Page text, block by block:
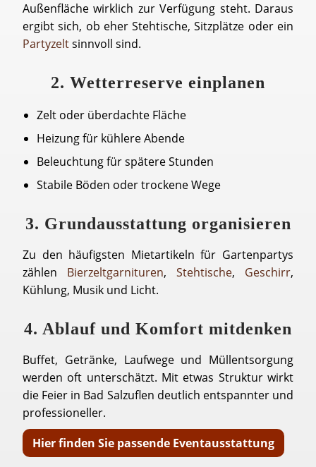
Außenfläche wirklich zur Verfügung steht. Daraus
ergibt sich, ob eher Stehtische, Sitzplätze oder ein
Partyzeltsinnvoll sind.
2. Wetterreserve einplanen
Zelt oder überdachte Fläche
Heizung für kühlere Abende
Beleuchtung für spätere Stunden
Stabile Böden oder trockene Wege
3. Grundausstattung organisieren
Zu den häufigsten Mietartikeln für Gartenpartys
zählen Bierzeltgarnituren, Stehtische, Geschirr,
Kühlung, Musik und Licht.
4. Ablauf und Komfort mitdenken
Buffet, Getränke, Laufwege und Müllentsorgung
werden oft unterschätzt. Mit etwas Struktur wirkt
die Feier in Bad Salzuflen deutlich entspannter und
professioneller.
Hier finden Sie passende Eventausstattung